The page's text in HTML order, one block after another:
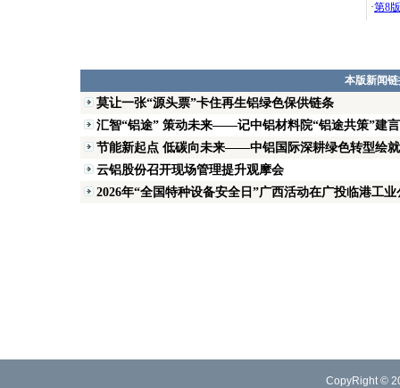
·第8版
本版新闻
莫让一张“源头票”卡住再生铝绿色保供链条
汇智“铝途” 策动未来——记中铝材料院“铝途共策”建
节能新起点 低碳向未来——中铝国际深耕绿色转型绘
云铝股份召开现场管理提升观摩会
2026年“全国特种设备安全日”广西活动在广投临港工
CopyRight ©